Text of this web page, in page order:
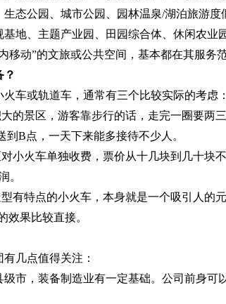
态公园、城市公园、园林温泉/湖泊旅游
地、主题产业园、田园综合体、休闲农业
移动”的文旅或公共空间，基本都在其服务范
？
车或轨道车，通常有三个比较实际的考虑：
的景区，游客靠步行的话，走完一圈要两
B点，一天下来能多接待不少人。
小火车单独收费，票价从十几块到几十块
。
有特点的小火车，本身就是一个吸引人的
效果比较直接。
几点值得关注：
市，装备制造业有一定基础。公司前身可